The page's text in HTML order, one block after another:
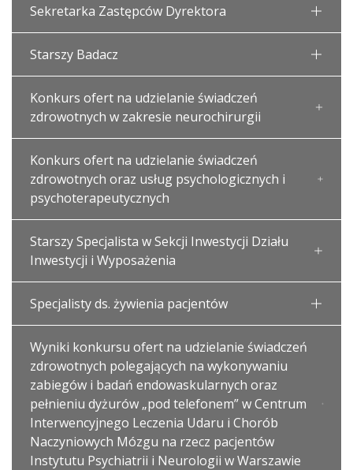
Sekretarka Zastępców Dyrektora
Starszy Badacz
Konkurs ofert na udzielanie świadczeń
zdrowotnych w zakresie neurochirurgii
Konkurs ofert na udzielanie świadczeń
zdrowotnych oraz usług psychologicznych i
psychoterapeutycznych
Starszy Specjalista w Sekcji Inwestycji Działu
Inwestycji i Wyposażenia
Specjalisty ds. żywienia pacjentów
Wyniki konkursu ofert na udzielanie świadczeń
zdrowotnych polegających na wykonywaniu
zabiegów i badań endowaskularnych oraz
pełnieniu dyżurów „pod telefonem” w Centrum
Interwencyjnego Leczenia Udaru i Chorób
Naczyniowych Mózgu na rzecz pacjentów
Instytutu Psychiatrii i Neurologii w Warszawie